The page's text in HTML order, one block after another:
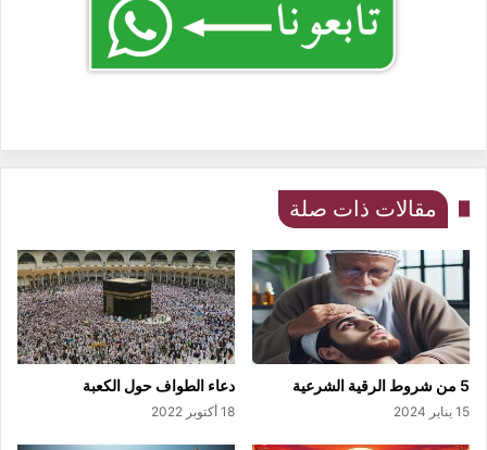
مقالات ذات صلة
5 من شروط الرقية الشرعية
15 يناير 2024
دعاء الطواف حول الكعبة
18 أكتوبر 2022